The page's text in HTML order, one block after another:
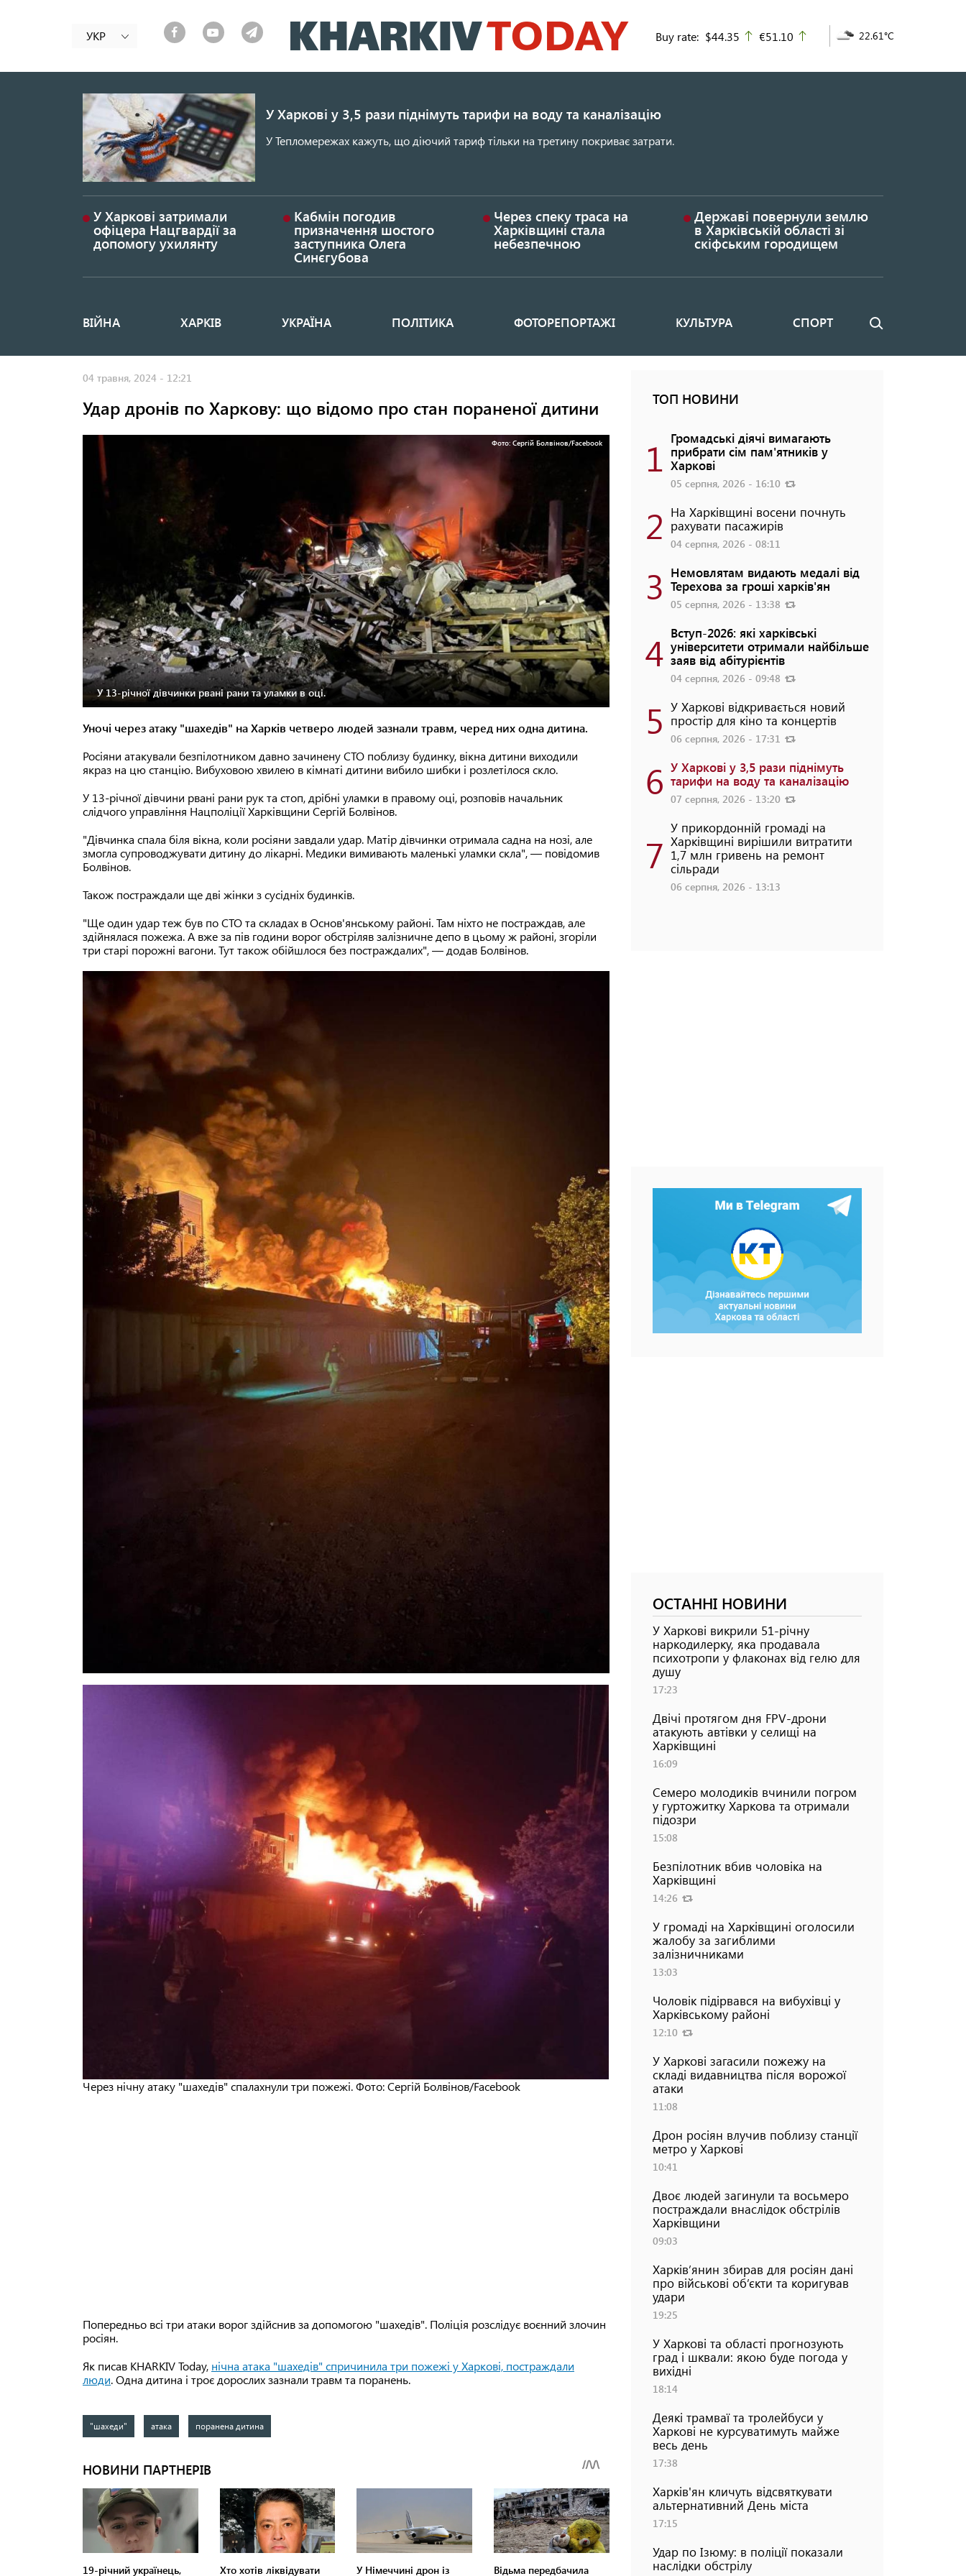
до
основного
УКР Buy rate: $44.35 up
€51.10 22.61°C
У Харкові у 3,5 рази піднімуть тарифи на воду та каналізацію
У Тепломережах кажуть, що діючий тариф тільки на третину покриває затрати.
У Харкові затримали
офіцера Нацгвардії за
допомогу ухилянту
Кабмін погодив
призначення шостого
заступника Олега
Синєгубова
Через спеку траса на
Харківщині стала
небезпечною
Державі повернули землю
в Харківській області зі
скіфським городищем
Основная
ВІЙНА ХАРКІВ УКРАЇНА ПОЛІТИКА ФОТОРЕПОРТАЖІ КУЛЬТУРА СПОРТ Пошук
04 травня, 2024 - 12:21
Удар дронів по Харкову: що відомо про стан пораненої дитини
Фото: Сергій Болвінов/Facebook
У 13-річної дівчинки рвані рани та уламки в оці.
Уночі через атаку "шахедів" на Харків четверо людей зазнали травм, черед них одна дитина.
Росіяни атакували безпілотником давно зачинену СТО поблизу будинку, вікна дитини виходили
якраз на цю станцію. Вибуховою хвилею в кімнаті дитини вибило шибки і розлетілося скло.
У 13-річної дівчини рвані рани рук та стоп, дрібні уламки в правому оці, розповів начальник
слідчого управління Нацполіції Харківщини Сергій Болвінов.
"Дівчинка спала біля вікна, коли росіяни завдали удар. Матір дівчинки отримала садна на нозі, але
змогла супроводжувати дитину до лікарні. Медики вимивають маленькі уламки скла", — повідомив
Болвінов.
Також постраждали ще дві жінки з сусідніх будинків.
"Ще один удар теж був по СТО та складах в Основ'янському районі. Там ніхто не постраждав, але
здійнялася пожежа. А вже за пів години ворог обстріляв залізничне депо в цьому ж районі, згоріли
три старі порожні вагони. Тут також обійшлося без постраждалих", — додав Болвінов.
Через нічну атаку "шахедів" спалахнули три пожежі. Фото: Сергій Болвінов/Facebook
Попередньо всі три атаки ворог здійснив за допомогою "шахедів". Поліція розслідує воєнний злочин
росіян.
Як писав KHARKIV Today, нічна атака "шахедів" спричинила три пожежі у Харкові, постраждали
люди. Одна дитина і троє дорослих зазнали травм та поранень.
"шахеди" атака поранена дитина
ТОП НОВИНИ
1 Громадські діячі вимагають
прибрати сім пам'ятників у
Харкові
05 серпня, 2026 - 16:10
2 На Харківщині восени почнуть
рахувати пасажирів
04 серпня, 2026 - 08:11
3 Немовлятам видають медалі від
Терехова за гроші харків'ян
05 серпня, 2026 - 13:38
4 Вступ-2026: які харківські
університети отримали найбільше
заяв від абітурієнтів
04 серпня, 2026 - 09:48
5 У Харкові відкривається новий
простір для кіно та концертів
06 серпня, 2026 - 17:31
6 У Харкові у 3,5 рази піднімуть
тарифи на воду та каналізацію
07 серпня, 2026 - 13:20
7
У прикордонній громаді на
Харківщині вирішили витратити
1,7 млн гривень на ремонт
сільради
06 серпня, 2026 - 13:13
ОСТАННІ НОВИНИ
У Харкові викрили 51-річну
наркодилерку, яка продавала
психотропи у флаконах від гелю для
душу
17:23
Двічі протягом дня FPV-дрони
атакують автівки у селищі на
Харківщині
16:09
Семеро молодиків вчинили погром
у гуртожитку Харкова та отримали
підозри
15:08
Безпілотник вбив чоловіка на
Харківщині
14:26
У громаді на Харківщині оголосили
жалобу за загиблими
залізничниками
13:03
Чоловік підірвався на вибухівці у
Харківському районі
12:10
У Харкові загасили пожежу на
складі видавництва після ворожої
атаки
11:08
Дрон росіян влучив поблизу станції
метро у Харкові
10:41
Двоє людей загинули та восьмеро
постраждали внаслідок обстрілів
Харківщини
09:03
Харків’янин збирав для росіян дані
про військові об’єкти та коригував
удари
19:25
У Харкові та області прогнозують
град і шквали: якою буде погода у
вихідні
18:14
Деякі трамваї та тролейбуси у
Харкові не курсуватимуть майже
весь день
17:38
Харків'ян кличуть відсвяткувати
альтернативний День міста
17:15
Удар по Ізюму: в поліції показали
наслідки обстрілу